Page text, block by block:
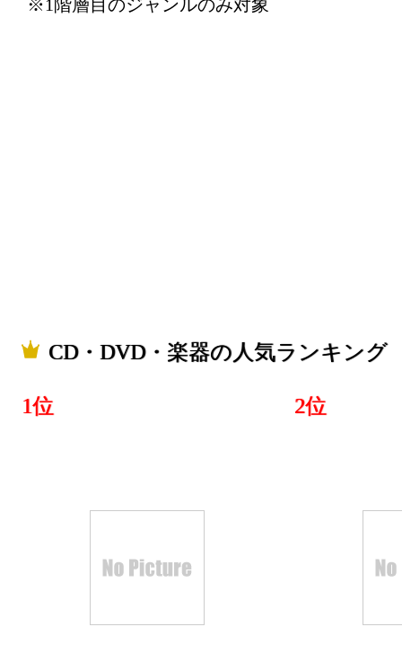
※1階層目のジャンルのみ対象
CD・DVD・楽器の人気ランキング
1位 2位